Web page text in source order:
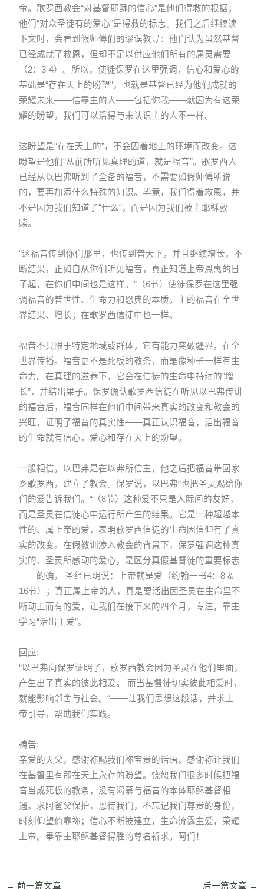
帝。歌罗西教会“对基督耶稣的信心”是他们得救的根据；
他们“对众圣徒有的爱心”是得救的标志。我们之后继续读
下文时，会看到假师傅们的谬误教导：他们认为虽然基督
已经成就了救恩，但却不足以供应他们所有的属灵需要
（2：3-4）。所以，使徒保罗在这里强调，信心和爱心的
基础是“存在天上的盼望”，也就是基督已经为他们成就的
荣耀未来——信靠主的人——包括你我——就因为有这荣
耀的盼望，我们可以活得与未认识主的人不一样。
这盼望是“存在天上的”，不会因着地上的环境而改变。这
盼望是他们“从前所听见真理的道，就是福音”。歌罗西人
已经从以巴弗听到了全备的福音，不需要如假师傅所说
的，要再加添什么特殊的知识。毕竟，我们得着救恩，并
不是因为我们知道了“什么“，而是因为我们被主耶稣救
赎。
“这福音传到你们那里，也传到普天下，并且继续增长，不
断结果，正如自从你们听见福音，真正知道上帝恩惠的日
子起，在你们中间也是这样。”（6节）使徒保罗在这里强
调福音的普世性、生命力和恩典的本质。主的福音在全世
界结果、增长；在歌罗西信徒中也一样。
福音不只限于特定地域或群体，它有能力突破疆界，在全
世界传播。福音更不是死板的教条，而是像种子一样有生
命力。在真理的滋养下，它会在信徒的生命中持续的“增
长”，并结出果子。保罗确认歌罗西信徒在听见以巴弗传讲
的福音后，福音同样在他们中间带来真实的改变和教会的
兴旺，证明了福音的真实性——真正认识福音，活出福音
的生命就有信心，爱心和存在天上的盼望。
一般相信，以巴弗是在以弗所信主，他之后把福音带回家
乡歌罗西，建立了教会。保罗说，以巴弗“也把圣灵赐给你
们的爱告诉我们。“（8节）这种爱不只是人际间的友好，
而是圣灵在信徒心中运行所产生的结果。它是一种超越本
性的、属上帝的爱，表明歌罗西信徒的生命因信仰有了真
实的改变。在假教训渗入教会的背景下，保罗强调这种真
实的、圣灵所感动的爱心，是区分真假基督徒的重要标志
——的确， 圣经已明说：上帝就是爱（约翰一书4：8 &
16节）；真正属上帝的人，真是要活出因圣灵在生命里不
断动工而有的爱，让我们在接下来的四个月，专注，靠主
学习“活出主爱”。
回应:
“以巴弗向保罗证明了，歌罗西教会因为圣灵在他们里面，
产生出了真实的彼此相爱。 而当基督徒切实彼此相爱时，
就能影响邻舍与社会。“——让我们思想这段话，并求上
帝引导，帮助我们实践。
祷告:
亲爱的天父，感谢祢赐我们祢宝贵的话语。感谢祢让我们
在基督里有那在天上永存的盼望。饶恕我们很多时候把福
音当成死板的教条，没有渴慕与福音的本体耶稣基督相
遇。求阿爸父保护，恩待我们，不忘记我们尊贵的身份，
时刻仰望倚靠祢；信心不断被建立，生命流露主爱，荣耀
上帝。奉靠主耶稣基督得胜的尊名祈求。阿们！
← 前一篇文章 后一篇文章 →